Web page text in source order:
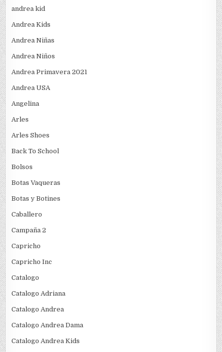
andrea kid
Andrea Kids
Andrea Niñas
Andrea Niños
Andrea Primavera 2021
Andrea USA
Angelina
Arles
Arles Shoes
Back To School
Bolsos
Botas Vaqueras
Botas y Botines
Caballero
Campaña 2
Capricho
Capricho Inc
Catalogo
Catalogo Adriana
Catalogo Andrea
Catalogo Andrea Dama
Catalogo Andrea Kids